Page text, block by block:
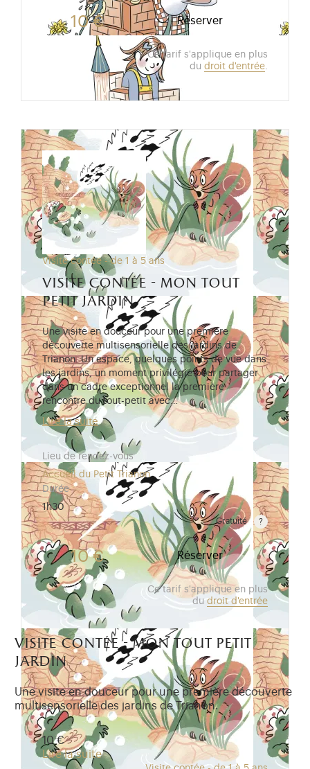
Gratuit pour les enfants de moins de 10 ans.Tarif
10 € Réserver
Ce tarif s'applique en plus
du droit d'entrée.
Visite contée - de 1 à 5 ans
visite contée - mon tout
petit jardin
Une visite en douceur pour une première
découverte multisensorielle des jardins de
Trianon. Un espace, quelques points de vue dans
les jardins, un moment privilégié pour partager
dans un cadre exceptionnel la première
rencontre du tout-petit avec…
Lire la suite
Lieu de rendez-vous
Accueil du Petit Trianon
Durée
1h30
Gratuité
Gratuit pour les enfants de moins de 10 ans. Tarif
10 € Réserver
Ce tarif s'applique en plus
du droit d'entrée
visite contée - mon tout petit
jardin
Une visite en douceur pour une première découverte
multisensorielle des jardins de Trianon.
10 €
Lire la suite